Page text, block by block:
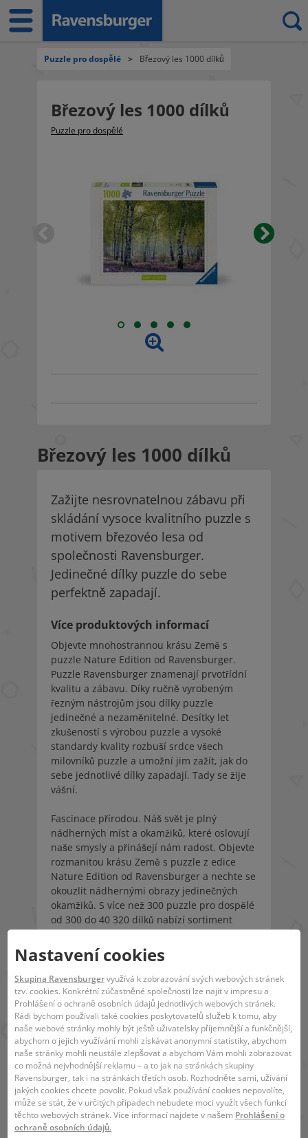
Puzzle pro dospělé > Březový les 1000 dílků
Březový les 1000 dílků
Puzzle pro dospělé
Březový les 1000 dílků
Zažijte nesrovnatelnou zábavu při
skládání vysoce kvalitního puzzle s
motivem březovéo lesa od
společnosti Ravensburger.
Jedinečné dílky puzzle do sebe
perfektně zapadají.
Více produktových informací
Objevte mnohostrannou krásu Země s
puzzle Nature Edition od Ravensburger.
Puzzle Ravensburger znamenají prvotřídní
kvalitu a zábavu. Díky ručně vyrobeným
řezným nástrojům jsou dílky puzzle
jedinečné a nezaměnitelné. Desítky let
zkušeností s výrobou puzzle a vysoké
standardy kvality rozbuší srdce všech
milovníků puzzle a umožní jim zažít, jak do
sebe jednotlivé dílky zapadají. Tady se žije
vášní.
Fascinace přírodou. Náš svět je plný
nádherných míst a okamžiků, které oslovují
naše smysly a přinášejí nám radost. Objevte
rozmanitou krásu Země s puzzle z edice
Nature Edition od Ravensburger a nechte se
okouzlit nádhernými obrazy jedinečných
okamžiků. S více než 300 puzzle pro dospělé
od 300 do 40 320 dílků nabízí sortiment
Ravensburger puzzle pro každého.
Ravensburger Puzzles 35, 60 znamená
puzzle fun v prémiové kvalitě. Díky ručně
vyrobeným řezacím nástrojům, desítkám let
zkušeností s výrobou puzzle a vysokým
standardům kvality jsou jednotlivé dílky
puzzle jedinečné a rozlišitelné, což potěší
srdce všech milovníků puzzle a umožní jim
zažít, jak do sebe jednotlivé dílky zapadají.
Tady se žije vášní.
EAN:4005555001171
Žádná varování nejsou nutná.
Nastavení cookies
Skupina Ravensburgervyužívá k zobrazování svých webových stránek
tzv. cookies. Konkrétní zúčastněné společnosti lze najít v impresu a
Prohlášení o ochraně osobních údajů jednotlivých webových stránek.
Rádi bychom používali také cookies poskytovatelů služeb k tomu, aby
naše webové stránky mohly být ještě uživatelsky příjemnější a funkčnější,
abychom o jejich využívání mohli získávat anonymní statistiky, abychom
naše stránky mohli neustále zlepšovat a abychom Vám mohli zobrazovat
co možná nejvhodnější reklamu – a to jak na stránkách skupiny
Ravensburger, tak i na stránkách třetích osob. Rozhodněte sami, užívání
jakých cookies chcete povolit. Pokud však používání cookies nepovolíte,
může se stát, že v určitých případech nebudete moci využít všech funkcí
těchto webových stránek. Více informací najdete v našem Prohlášení o
ochraně osobních údajů.